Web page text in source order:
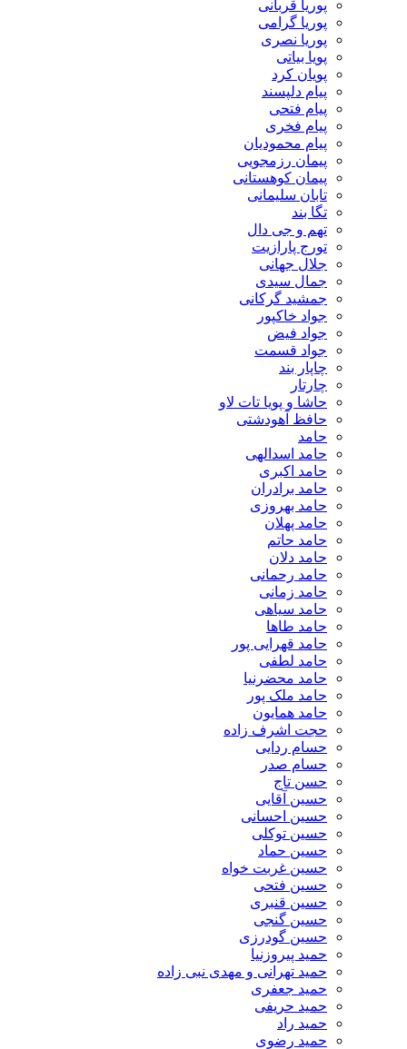
پوریا قربانی
پوریا گرامی
پوریا نصری
پویا بیاتی
پویان کرد
پیام دلپسند
پیام فتحی
پیام فخری
پیام محمودیان
پیمان رزمجویی
پیمان کوهستانی
تابان سلیمانی
تگا بند
تهم و جی دال
تورج پارازیت
جلال جهانی
جمال سیدی
جمشید گرکانی
جواد خاکپور
جواد فیض
جواد قسمت
چاپار بند
چارتار
حاشا و پویا تات لاو
حافظ آهودشتی
حامد
حامد اسدالهی
حامد اکبری
حامد برادران
حامد بهروزی
حامد پهلان
حامد حاتم
حامد دلان
حامد رحمانی
حامد زمانی
حامد سیاهی
حامد طاها
حامد قهرایی پور
حامد لطفی
حامد محضرنیا
حامد ملک پور
حامد همایون
حجت اشرف زاده
حسام ردایی
حسام صدر
حسن تاج
حسین آقایی
حسین احسانی
حسین توکلی
حسین حماد
حسین غربت خواه
حسین فتحی
حسین قنبری
حسین گنجی
حسین گودرزی
حمید پیروزنیا
حمید تهرانی و مهدی نبی زاده
حمید جعفری
حمید حریفی
حمید راد
حمید رضوی